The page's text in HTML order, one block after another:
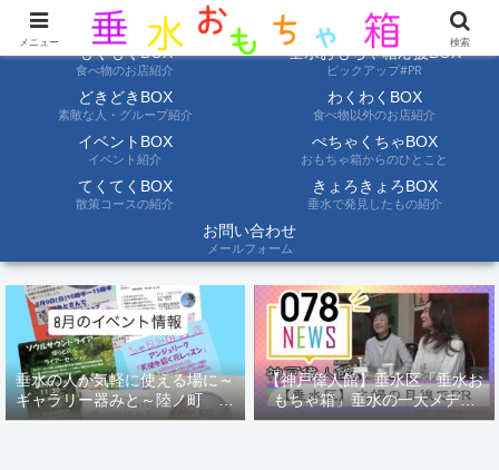
ようこそ垂水おもちゃ箱へ。垂水の情報を自分たちの目でみて聞いて伝えます
もぐもぐBOX
食べ物のお店紹介
垂水おもちゃ箱応援BOX
ピックアップ#PR
どきどきBOX
素敵な人・グループ紹介
わくわくBOX
食べ物以外のお店紹介
イベントBOX
イベント紹介
ぺちゃくちゃBOX
おもちゃ箱からのひとこと
てくてくBOX
散策コースの紹介
きょろきょろBOX
垂水で発見したもの紹介
お問い合わせ
メールフォーム
垂水の人が気軽に使える場に～
ギャラリー器みと～陸ノ町 ８
月のイベント情報
【神戸偉人館】垂水区「垂水お
もちゃ箱」垂水の一大メディ
ア！？｜神戸の魅力を凸インタ
メニュー 検索